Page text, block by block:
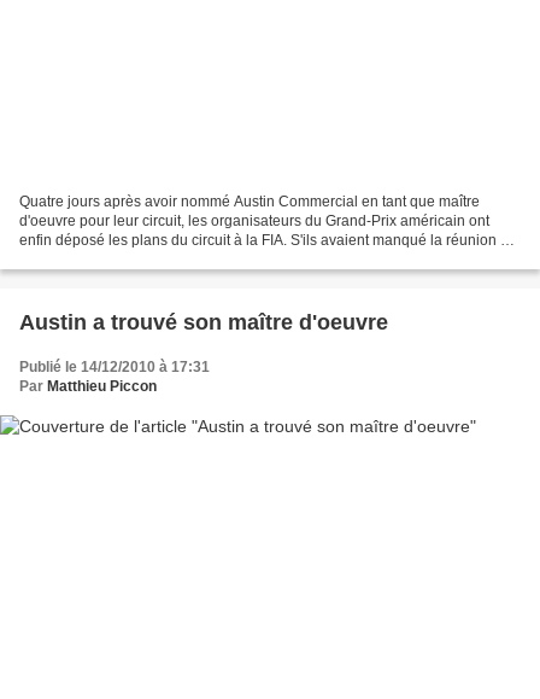
Quatre jours après avoir nommé Austin Commercial en tant que maître
d'oeuvre pour leur circuit, les organisateurs du Grand-Prix américain ont
enfin déposé les plans du circuit à la FIA. S'ils avaient manqué la réunion de
Austin a trouvé son maître d'oeuvre
Publié le 14/12/2010 à 17:31
Par Matthieu Piccon